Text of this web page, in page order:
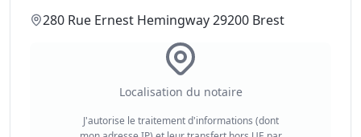
280 Rue Ernest Hemingway 29200 Brest
Localisation du notaire
J'autorise le traitement d'informations (dont